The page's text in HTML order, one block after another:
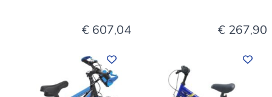
€ 607,04 € 267,90